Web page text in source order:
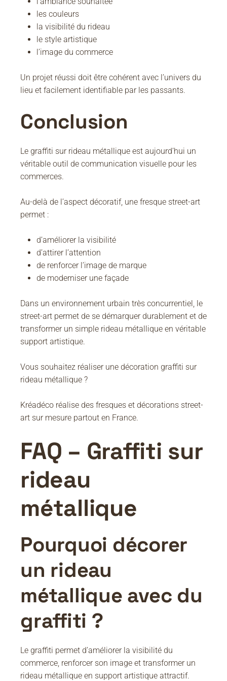
les couleurs
la visibilité du rideau
le style artistique
l’image du commerce
Un projet réussi doit être cohérent avec l’univers du
lieu et facilement identifiable par les passants.
Conclusion
Le graffiti sur rideau métallique est aujourd’hui un
véritable outil de communication visuelle pour les
commerces.
Au-delà de l’aspect décoratif, une fresque street-art
permet :
d’améliorer la visibilité
d’attirer l’attention
de renforcer l’image de marque
de moderniser une façade
Dans un environnement urbain très concurrentiel, le
street-art permet de se démarquer durablement et de
transformer un simple rideau métallique en véritable
support artistique.
Vous souhaitez réaliser une décoration graffiti sur
rideau métallique ?
Kréadéco réalise des fresques et décorations street-
art sur mesure partout en France.
FAQ – Graffiti sur
rideau
métallique
Pourquoi décorer
un rideau
métallique avec du
graffiti ?
Le graffiti permet d’améliorer la visibilité du
commerce, renforcer son image et transformer un
rideau métallique en support artistique attractif.